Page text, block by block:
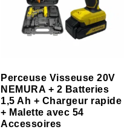
Perceuse Visseuse 20V
NEMURA + 2 Batteries
1,5 Ah + Chargeur rapide
+ Malette avec 54
Accessoires